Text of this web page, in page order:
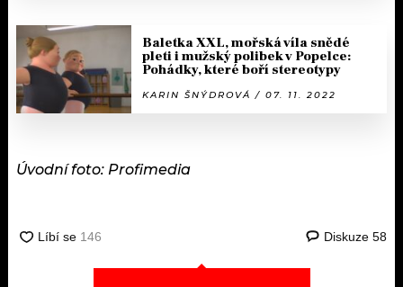
Baletka XXL, mořská víla snědé
pleti i mužský polibek v Popelce:
Pohádky, které boří stereotypy
KARIN ŠNÝDROVÁ / 07. 11. 2022
Úvodní foto: Profimedia
Diskuze 58